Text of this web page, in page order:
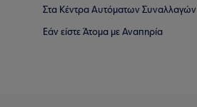
Στα Κέντρα Αυτόματων Συναλλαγών
Εάν είστε Άτομα με Αναπηρία